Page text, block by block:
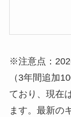
※注意点：
（3年間追加
ており、現在
ます。最新の